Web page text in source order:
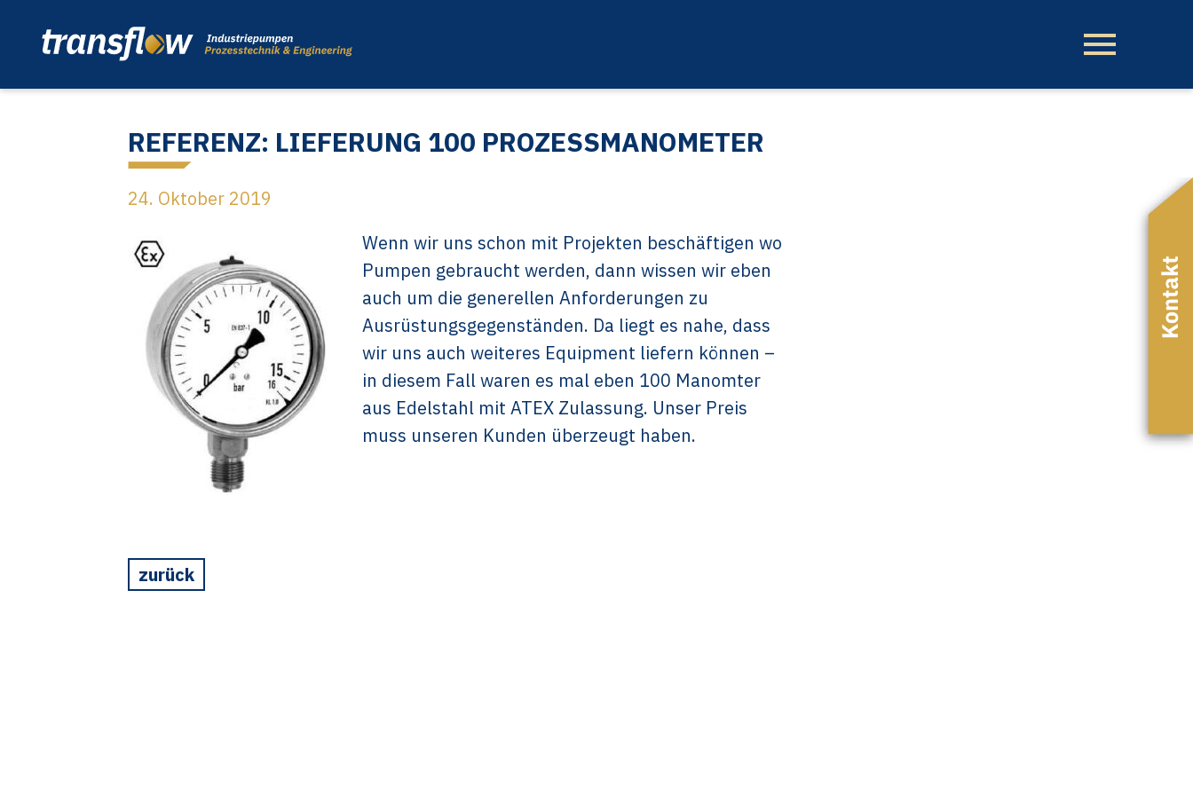
REFERENZ: LIEFERUNG 100 PROZESSMANOMETER
24. Oktober 2019
Wenn wir uns schon mit Projekten beschäftigen wo
Pumpen gebraucht werden, dann wissen wir eben
auch um die generellen Anforderungen zu
Ausrüstungsgegenständen. Da liegt es nahe, dass
wir uns auch weiteres Equipment liefern können –
in diesem Fall waren es mal eben 100 Manomter
aus Edelstahl mit ATEX Zulassung. Unser Preis
muss unseren Kunden überzeugt haben.
zurück